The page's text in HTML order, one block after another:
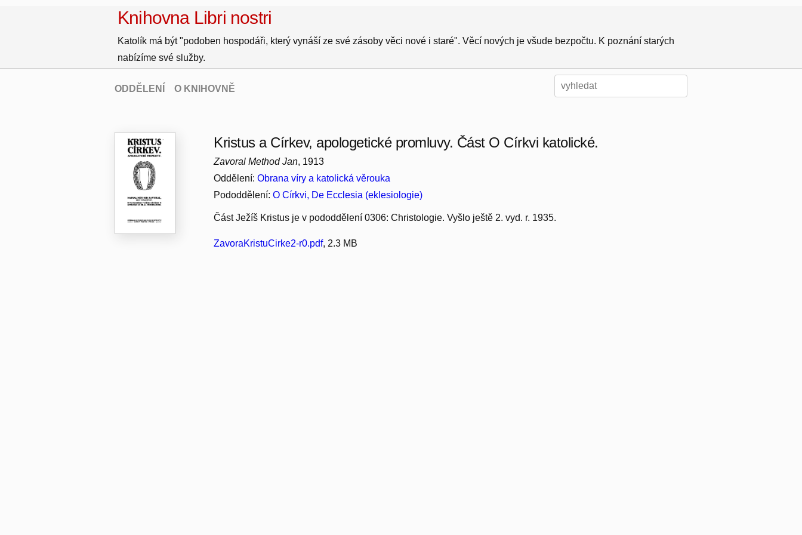
Knihovna Libri nostri
Katolík má být "podoben hospodáři, který vynáší ze své zásoby věci nové i staré". Věcí nových je všude bezpočtu. K poznání starých
nabízíme své služby.
ODDĚLENÍ O KNIHOVNĚ
Kristus a Církev, apologetické promluvy. Část O Církvi katolické.
Zavoral Method Jan, 1913
Oddělení:Obrana víry a katolická věrouka
Pododdělení:O Církvi, De Ecclesia (eklesiologie)
Část Ježíš Kristus je v pododdělení 0306: Christologie. Vyšlo ještě 2. vyd. r. 1935.
ZavoraKristuCirke2-r0.pdf, 2.3 MB